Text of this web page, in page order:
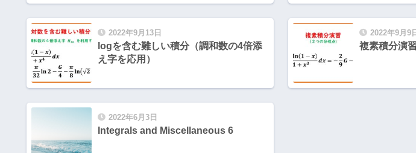
2022年9月13日
logを含む難しい積分（調和数の4倍添
え字を応用）
2022年9月9
複素積分演
2022年6月3日
Integrals and Miscellaneous 6